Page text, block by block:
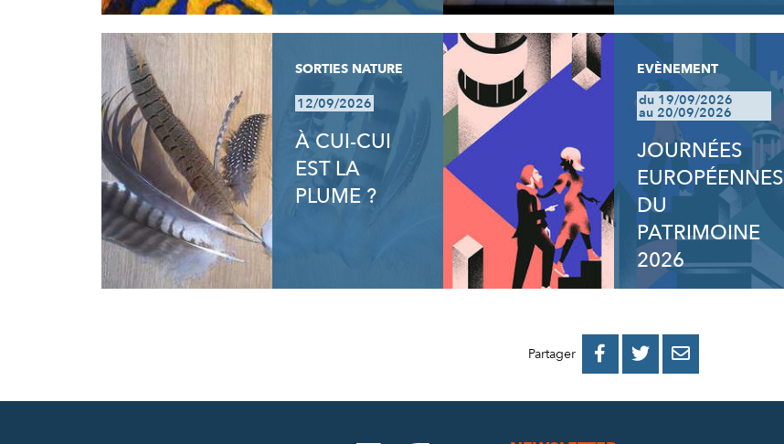
SORTIES NATURE
12/09/2026
À CUI-CUI
EST LA
PLUME ?
EVÈNEMENT
du 19/09/2026
au 20/09/2026
JOURNÉES
EUROPÉENNES
DU
PATRIMOINE
2026
Partager 
PARTAGER
PARTAGER
PARTAGER